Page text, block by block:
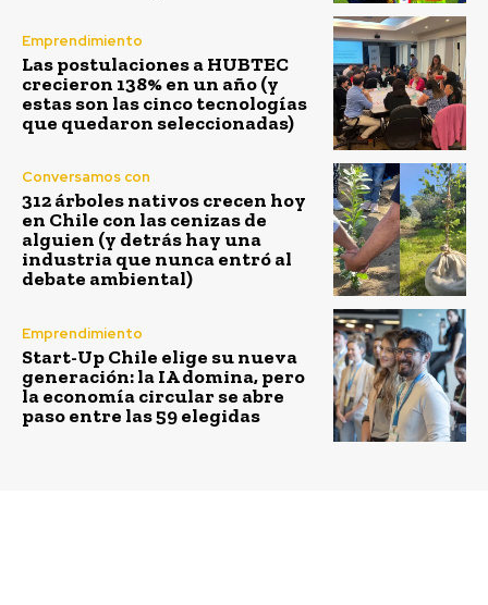
Emprendimiento
Las postulaciones a HUBTEC
crecieron 138% en un año (y
estas son las cinco tecnologías
que quedaron seleccionadas)
Conversamos con
312 árboles nativos crecen hoy
en Chile con las cenizas de
alguien (y detrás hay una
industria que nunca entró al
debate ambiental)
Emprendimiento
Start-Up Chile elige su nueva
generación: la IA domina, pero
la economía circular se abre
paso entre las 59 elegidas